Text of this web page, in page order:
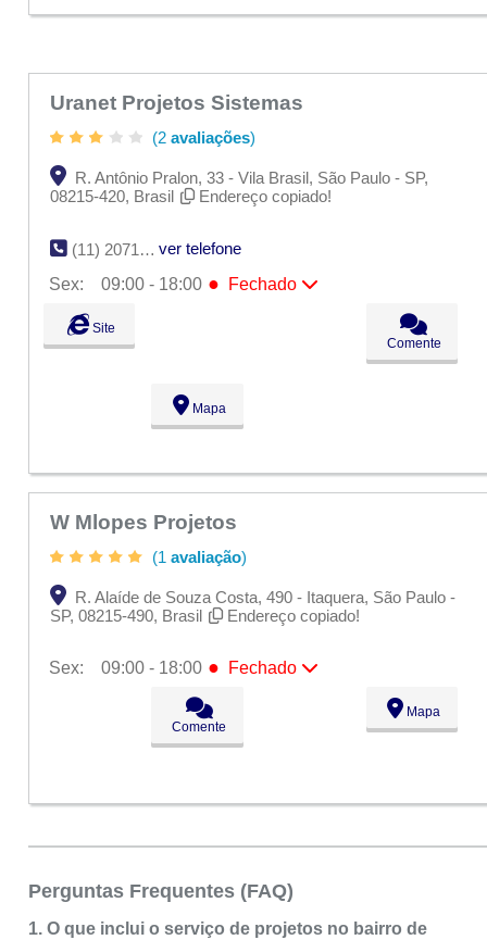
Uranet Projetos Sistemas
(2 avaliações)
R. Antônio Pralon, 33 - Vila Brasil, São Paulo - SP,
08215-420, Brasil
Endereço copiado!
(11) 2071-3282
ver telefone
Sex:
09:00 - 18:00 ● Fechado
Seg:
Ter:
Qua:
09:00 - 18:00
09:00 - 18:00
Fechado
Fechado
Site
Comente
Mapa
W Mlopes Projetos
(1 avaliação)
R. Alaíde de Souza Costa, 490 - Itaquera, São Paulo -
SP, 08215-490, Brasil
Endereço copiado!
Sex: 09:00 - 18:00 ● Fechado
09:00 - 18:00
09:00 - 18:00
09:00 - 18:00
Comente
Mapa
Perguntas Frequentes (FAQ)
1. O que inclui o serviço de projetos no bairro de